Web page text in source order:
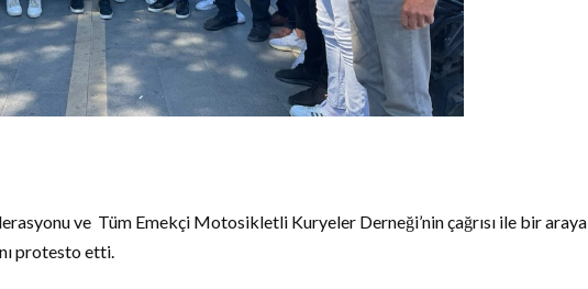
ve Tüm Emekçi Motosikletli Kuryeler Derneği’nin çağrısı ile bir araya
protesto etti.